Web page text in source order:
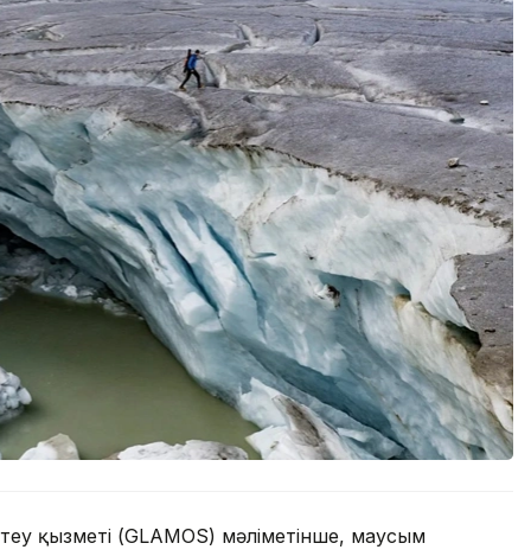
қызметі (GLAMOS) мәліметінше, маусым